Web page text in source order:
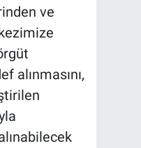
ve
alınmasını,